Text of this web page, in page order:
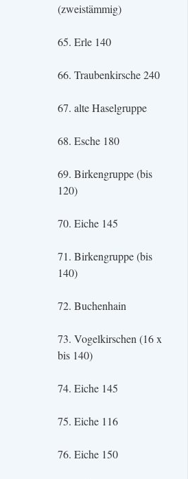
(zweistämmig)
65. Erle 140
66. Traubenkirsche 240
67. alte Haselgruppe
68. Esche 180
69. Birkengruppe (bis
120)
70. Eiche 145
71. Birkengruppe (bis
140)
72. Buchenhain
73. Vogelkirschen (16 x
bis 140)
74. Eiche 145
75. Eiche 116
76. Eiche 150